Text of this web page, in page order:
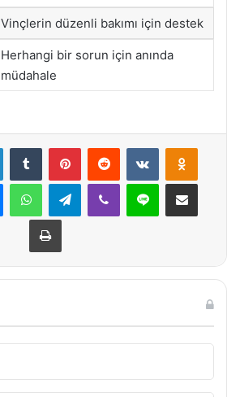
Vinçlerin düzenli bakımı için destek
Herhangi bir sorun için anında
müdahale
LinkedInTumblr PinterestReddit VKontakte
MessengerWhatsAppTelegramViber Line E-Posta ile
Yazdır